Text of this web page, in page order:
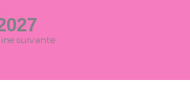
suivante